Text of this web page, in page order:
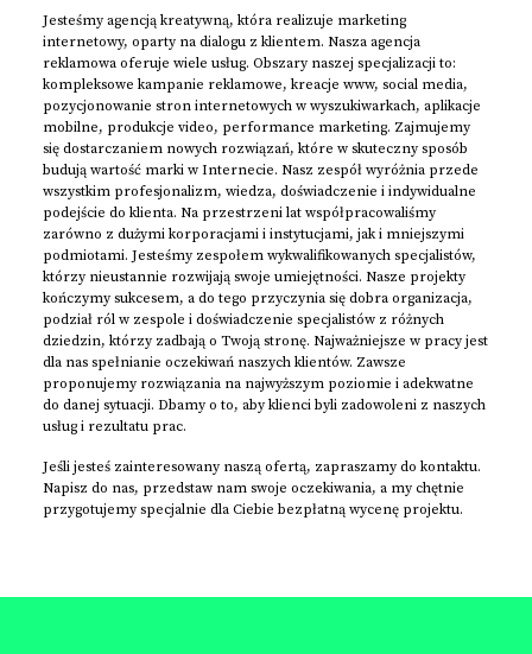
Jesteśmy agencją kreatywną, która realizuje marketing
internetowy, oparty na dialogu z klientem. Nasza agencja
reklamowa oferuje wiele usług. Obszary naszej specjalizacji to:
kompleksowe kampanie reklamowe, kreacje www, social media,
pozycjonowanie stron internetowych w wyszukiwarkach, aplikacje
mobilne, produkcje video, performance marketing. Zajmujemy
się dostarczaniem nowych rozwiązań, które w skuteczny sposób
budują wartość marki w Internecie. Nasz zespół wyróżnia przede
wszystkim profesjonalizm, wiedza, doświadczenie i indywidualne
podejście do klienta. Na przestrzeni lat współpracowaliśmy
zarówno z dużymi korporacjami i instytucjami, jak i mniejszymi
podmiotami. Jesteśmy zespołem wykwalifikowanych specjalistów,
którzy nieustannie rozwijają swoje umiejętności. Nasze projekty
kończymy sukcesem, a do tego przyczynia się dobra organizacja,
podział ról w zespole i doświadczenie specjalistów z różnych
dziedzin, którzy zadbają o Twoją stronę. Najważniejsze w pracy jest
dla nas spełnianie oczekiwań naszych klientów. Zawsze
proponujemy rozwiązania na najwyższym poziomie i adekwatne
do danej sytuacji. Dbamy o to, aby klienci byli zadowoleni z naszych
usług i rezultatu prac.
Jeśli jesteś zainteresowany naszą ofertą, zapraszamy do kontaktu.
Napisz do nas, przedstaw nam swoje oczekiwania, a my chętnie
przygotujemy specjalnie dla Ciebie bezpłatną wycenę projektu.